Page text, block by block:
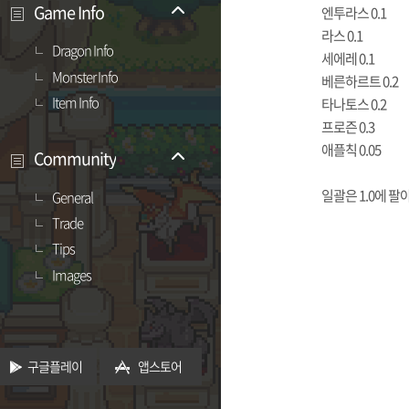
Game Info
Dragon Info
Monster Info
Item Info
Community
General
Trade
Tips
Images
구글플레이 앱스토어
엔투라스 0.1
라스 0.1
세에레 0.1
베른하르트 0.2
타나토스 0.2
프로즌 0.3
애플칙 0.05
일괄은 1.0에 팔